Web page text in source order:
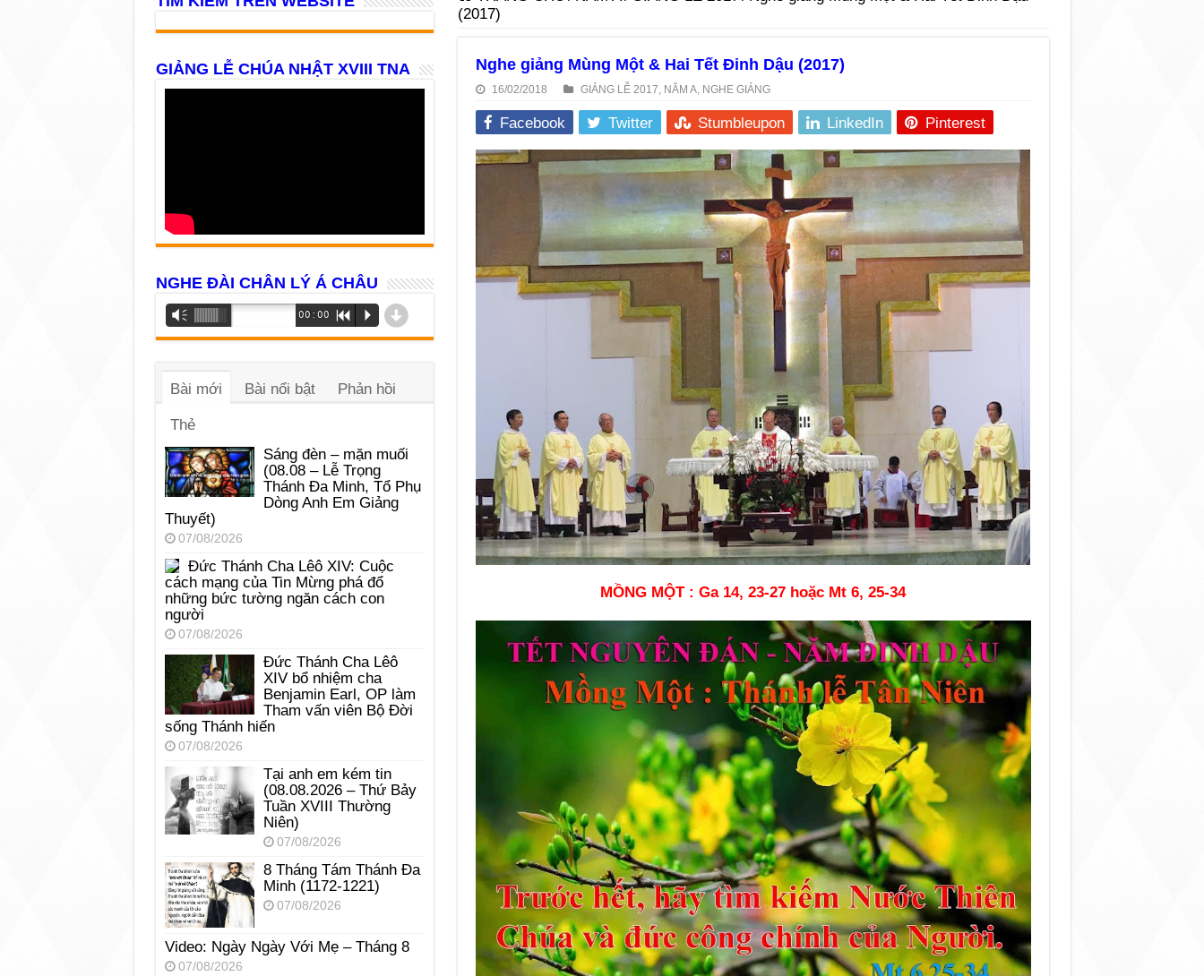
(2017)
Nghe giảng Mùng Một & Hai Tết Đinh Dậu (2017)
16/02/2018 GIẢNG LỄ 2017, NĂM A, NGHE GIẢNG
Facebook Twitter Stumbleupon LinkedIn Pinterest
MỒNG MỘT : Ga 14, 23-27 hoặc Mt 6, 25-34
GIẢNG LỄ CHÚA NHẬT XVIII TNA
NGHE ĐÀI CHÂN LÝ Á CHÂU
Trình
phát
âm
Vm 00:00 R P d
Bài mới Bài nổi bật Phản hồi
Thẻ
Sáng đèn – mặn muối
(08.08 – Lễ Trọng
Thánh Đa Minh, Tổ Phụ
Dòng Anh Em Giảng
Thuyết)
07/08/2026
Đức Thánh Cha Lêô XIV: Cuộc
cách mạng của Tin Mừng phá đổ
những bức tường ngăn cách con
người
07/08/2026
Đức Thánh Cha Lêô
XIV bổ nhiệm cha
Benjamin Earl, OP làm
Tham vấn viên Bộ Đời
sống Thánh hiến
07/08/2026
Tại anh em kém tin
(08.08.2026 – Thứ Bảy
Tuần XVIII Thường
Niên)
07/08/2026
8 Tháng Tám Thánh Ða
Minh (1172-1221)
07/08/2026
Video: Ngày Ngày Với Mẹ – Tháng 8
07/08/2026